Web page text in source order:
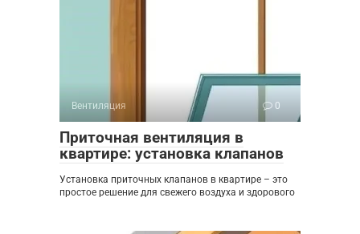
Вентиляция 0
Приточная вентиляция в
квартире: установка клапанов
Установка приточных клапанов в квартире – это
простое решение для свежего воздуха и здорового